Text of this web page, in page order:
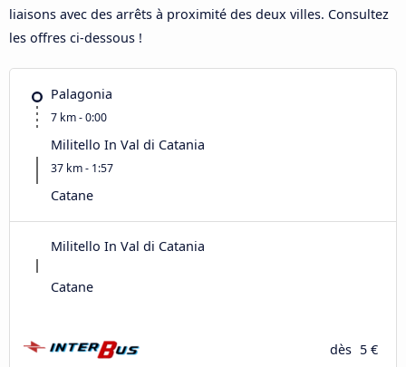
liaisons avec des arrêts à proximité des deux villes. Consultez
les offres ci-dessous !
Palagonia
7 km - 0:00
Militello In Val di Catania
37 km - 1:57
Catane
Militello In Val di Catania
Catane
dès 5 €